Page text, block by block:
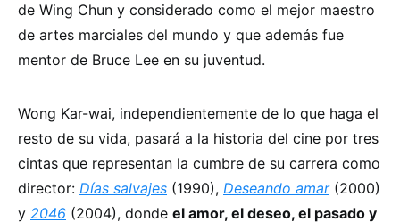
de Wing Chun y considerado como el mejor maestro
de artes marciales del mundo y que además fue
mentor de Bruce Lee en su juventud.
Wong Kar-wai, independientemente de lo que haga el
resto de su vida, pasará a la historia del cine por tres
cintas que representan la cumbre de su carrera como
director: Días salvajes (1990), Deseando amar(2000)
y 2046 (2004), donde el amor, el deseo, el pasado y